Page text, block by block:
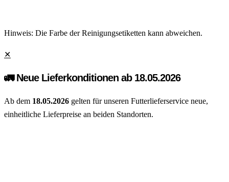
Hinweis: Die Farbe der Reinigungsetiketten kann abweichen.
✕
🚛 Neue Lieferkonditionen ab 18.05.2026
Ab dem 18.05.2026 gelten für unseren Futterlieferservice neue,
einheitliche Lieferpreise an beiden Standorten.